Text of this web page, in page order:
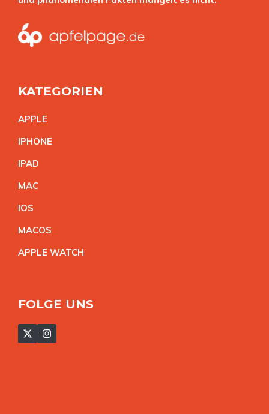
KATEGORIEN
APPLE
IPHONE
IPAD
MAC
IOS
MACOS
APPLE WATCH
FOLGE UNS